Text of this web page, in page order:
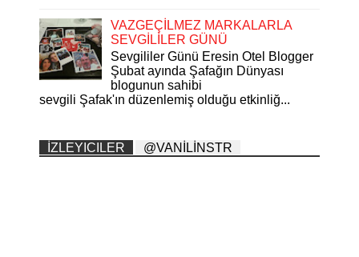
VAZGEÇİLMEZ MARKALARLA
SEVGİLİLER GÜNÜ
Sevgililer Günü Eresin Otel Blogger
Şubat ayında Şafağın Dünyası
blogunun sahibi
sevgili Şafak'ın düzenlemiş olduğu etkinliğ...
İZLEYICILER @VANİLİNSTR